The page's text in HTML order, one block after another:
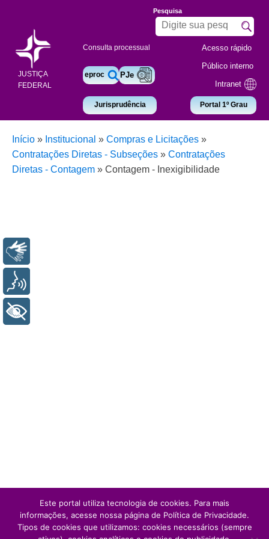
JUSTIÇA
FEDERAL
Consulta processual
eproc PJe
Jurisprudência
Pesquisa
Acesso rápido
Público interno
Intranet
Portal 1º Grau
Início » Institucional » Compras e Licitações »
Contratações Diretas - Subseções » Contratações
Diretas - Contagem » Contagem - Inexigibilidade
Este portal utiliza tecnologia de cookies. Para mais
informações, acesse nossa página de Política de Privacidade.
Tipos de cookies que utilizamos: cookies necessários (sempre